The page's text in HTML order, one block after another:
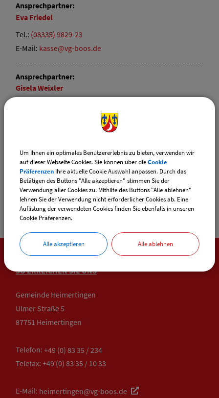
Ansprechpartner:
Eva Friedel
Tel.: (08335) 9829-23
E-Mail: kasse@vg-boos.de
Ansprechpartner:
GiselaWeixler
kasse@vg-boos.de
Sachgebiete
Kasse / Steueramt / Abgabenverwaltung
SO ERREICHEN SIE UNS
Gemeinde Heimertingen
Ulmer Straße 5
87751 Heimertingen
Telefon: +49 (0) 83 35 / 234
Telefax: +49 (0) 83 35 / 10 33
E-Mail: heimertingen@vg-boos.de
Um Ihnen ein optimales Benutzererlebnis zu bieten, verwenden wir
auf dieser Webseite Cookies. Sie können über dieCookie
Präferenzen Ihre aktuelle Cookie Auswahl anpassen. Durch das
Betätigen des Buttons "Alle akzeptieren" stimmen Sie der
Verwendung aller Cookies zu. Mithilfe des Buttons "Alle ablehnen"
lehnen Sie der Verwendung nicht erforderlicher Cookies ab. Eine
Auflistung der verwendeten Cookies finden Sie ebenfalls in unseren
Cookie Präferenzen.
Alle akzeptieren Alle ablehnen